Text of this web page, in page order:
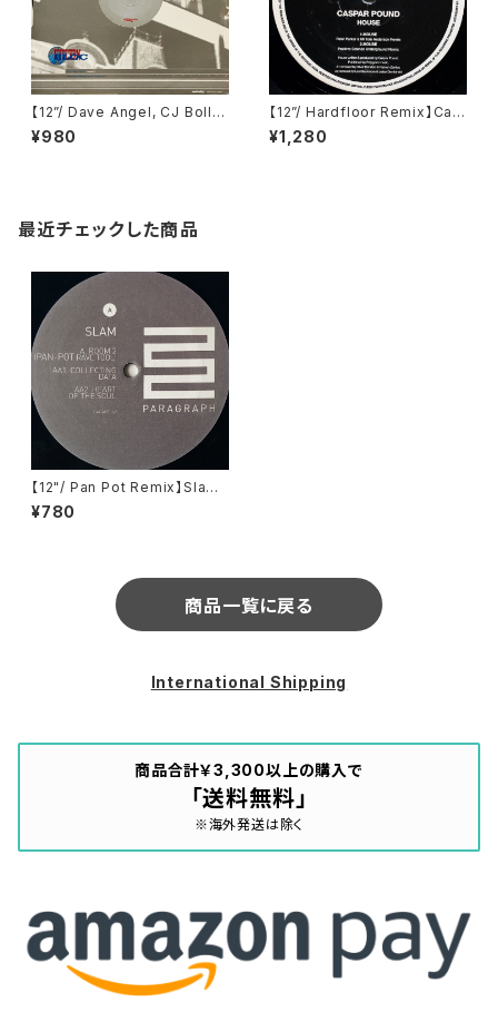
【12”/ Dave Angel, CJ Bolla
nd Remix】Katana / Erotma
nia (Eastern Bloc Records)
¥980
【12”/ Hardfloor Remix】Cas
par Pound / House (Ascen
sion Records) (ASC UK 07)
¥1,280
最近チェックした商品
【12"/ Pan Pot Remix】Slam /
Room 2 (Pan Pot Rave Too
l) / Collecting Data / Heart
¥780
商品一覧に戻る
International Shipping
商品合計￥3,300以上の購入で
「送料無料」
※海外発送は除く